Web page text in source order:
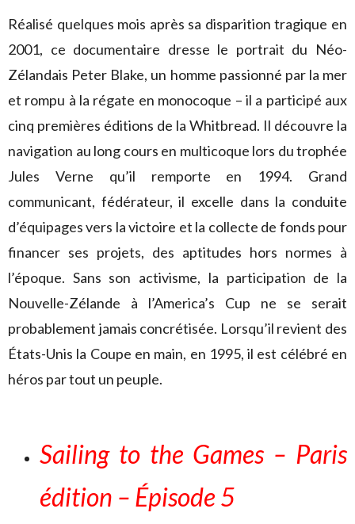
Réalisé quelques mois après sa disparition tragique en
2001, ce documentaire dresse le portrait du Néo-
Zélandais Peter Blake, un homme passionné par la mer
et rompu à la régate en monocoque – il a participé aux
cinq premières éditions de la Whitbread. Il découvre la
navigation au long cours en multicoque lors du trophée
Jules Verne qu’il remporte en 1994. Grand
communicant, fédérateur, il excelle dans la conduite
d’équipages vers la victoire et la collecte de fonds pour
financer ses projets, des aptitudes hors normes à
l’époque. Sans son activisme, la participation de la
Nouvelle-Zélande à l’America’s Cup ne se serait
probablement jamais concrétisée. Lorsqu’il revient des
États-Unis la Coupe en main, en 1995, il est célébré en
héros par tout un peuple.
Sailing to the Games – Paris
édition – Épisode 5